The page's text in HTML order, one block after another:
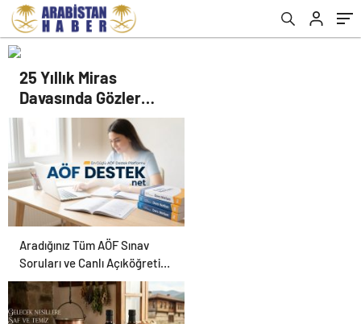
25 Yıllık Miras
Davasında Gözler
Temmuz Ayındaki
Karar Duruşmasına
Çevrildi
Aradığınız Tüm AÖF Sınav
Soruları ve Canlı Açıköğretim
Forumu Burada